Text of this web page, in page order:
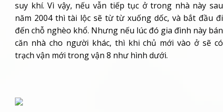
suy khí. Vì vậy, nếu vẫn tiếp tục ở trong nhà này sau
năm 2004 thì tài lộc sẽ từ từ xuống dốc, và bắt đầu đi
đến chỗ nghèo khổ. Nhưng nếu lúc đó gia đình này bán
căn nhà cho người khác, thì khi chủ mới vào ở sẽ có
trạch vận mới trong vận 8 như hình dưới.